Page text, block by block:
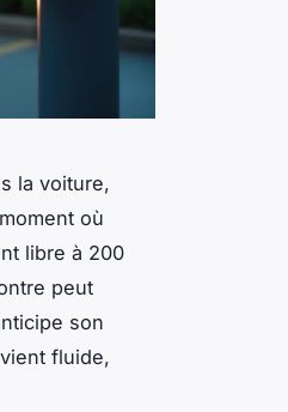
la voiture,
où
libre à 200
peut
son
fluide,